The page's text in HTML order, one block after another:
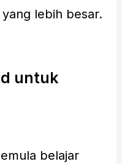
lebih besar.
untuk
belajar